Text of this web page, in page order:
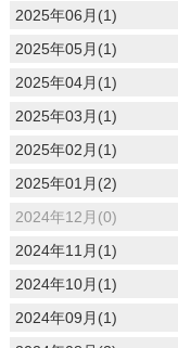
2025年06月(1)
2025年05月(1)
2025年04月(1)
2025年03月(1)
2025年02月(1)
2025年01月(2)
2024年12月(0)
2024年11月(1)
2024年10月(1)
2024年09月(1)